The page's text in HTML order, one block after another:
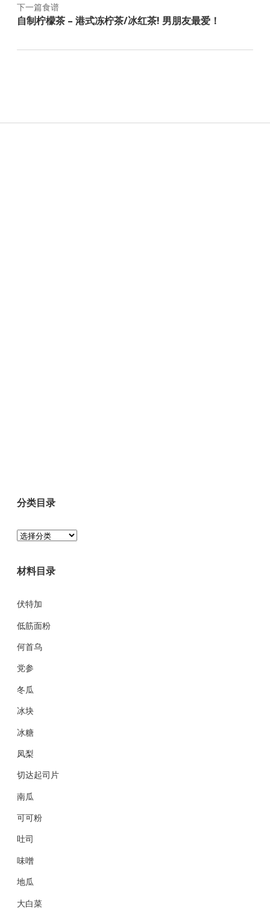
下一篇食谱
自制柠檬茶 – 港式冻柠茶/冰红茶! 男朋友最爱！
分类目录
分
录
材料目录
伏特加
低筋面粉
何首乌
党参
冬瓜
冰块
冰糖
凤梨
切达起司片
南瓜
可可粉
吐司
味噌
地瓜
大白菜